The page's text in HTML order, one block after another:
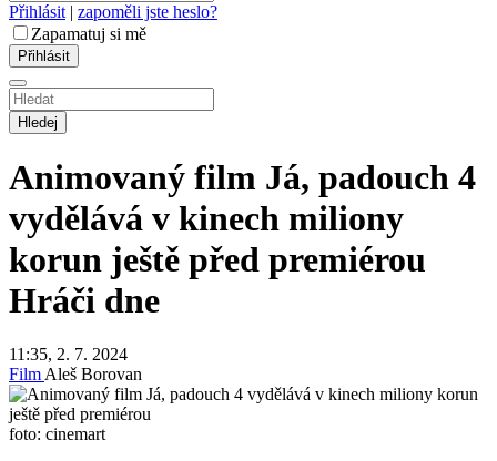
Přihlásit | zapoměli jste heslo?
Zapamatuj si mě
Hledej
Animovaný film Já, padouch 4
vydělává v kinech miliony
korun ještě před premiérou
Hráči dne
11:35, 2. 7. 2024
FilmAleš Borovan
foto: cinemart